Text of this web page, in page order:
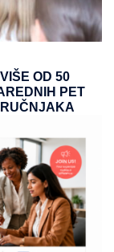
OD 50
PET